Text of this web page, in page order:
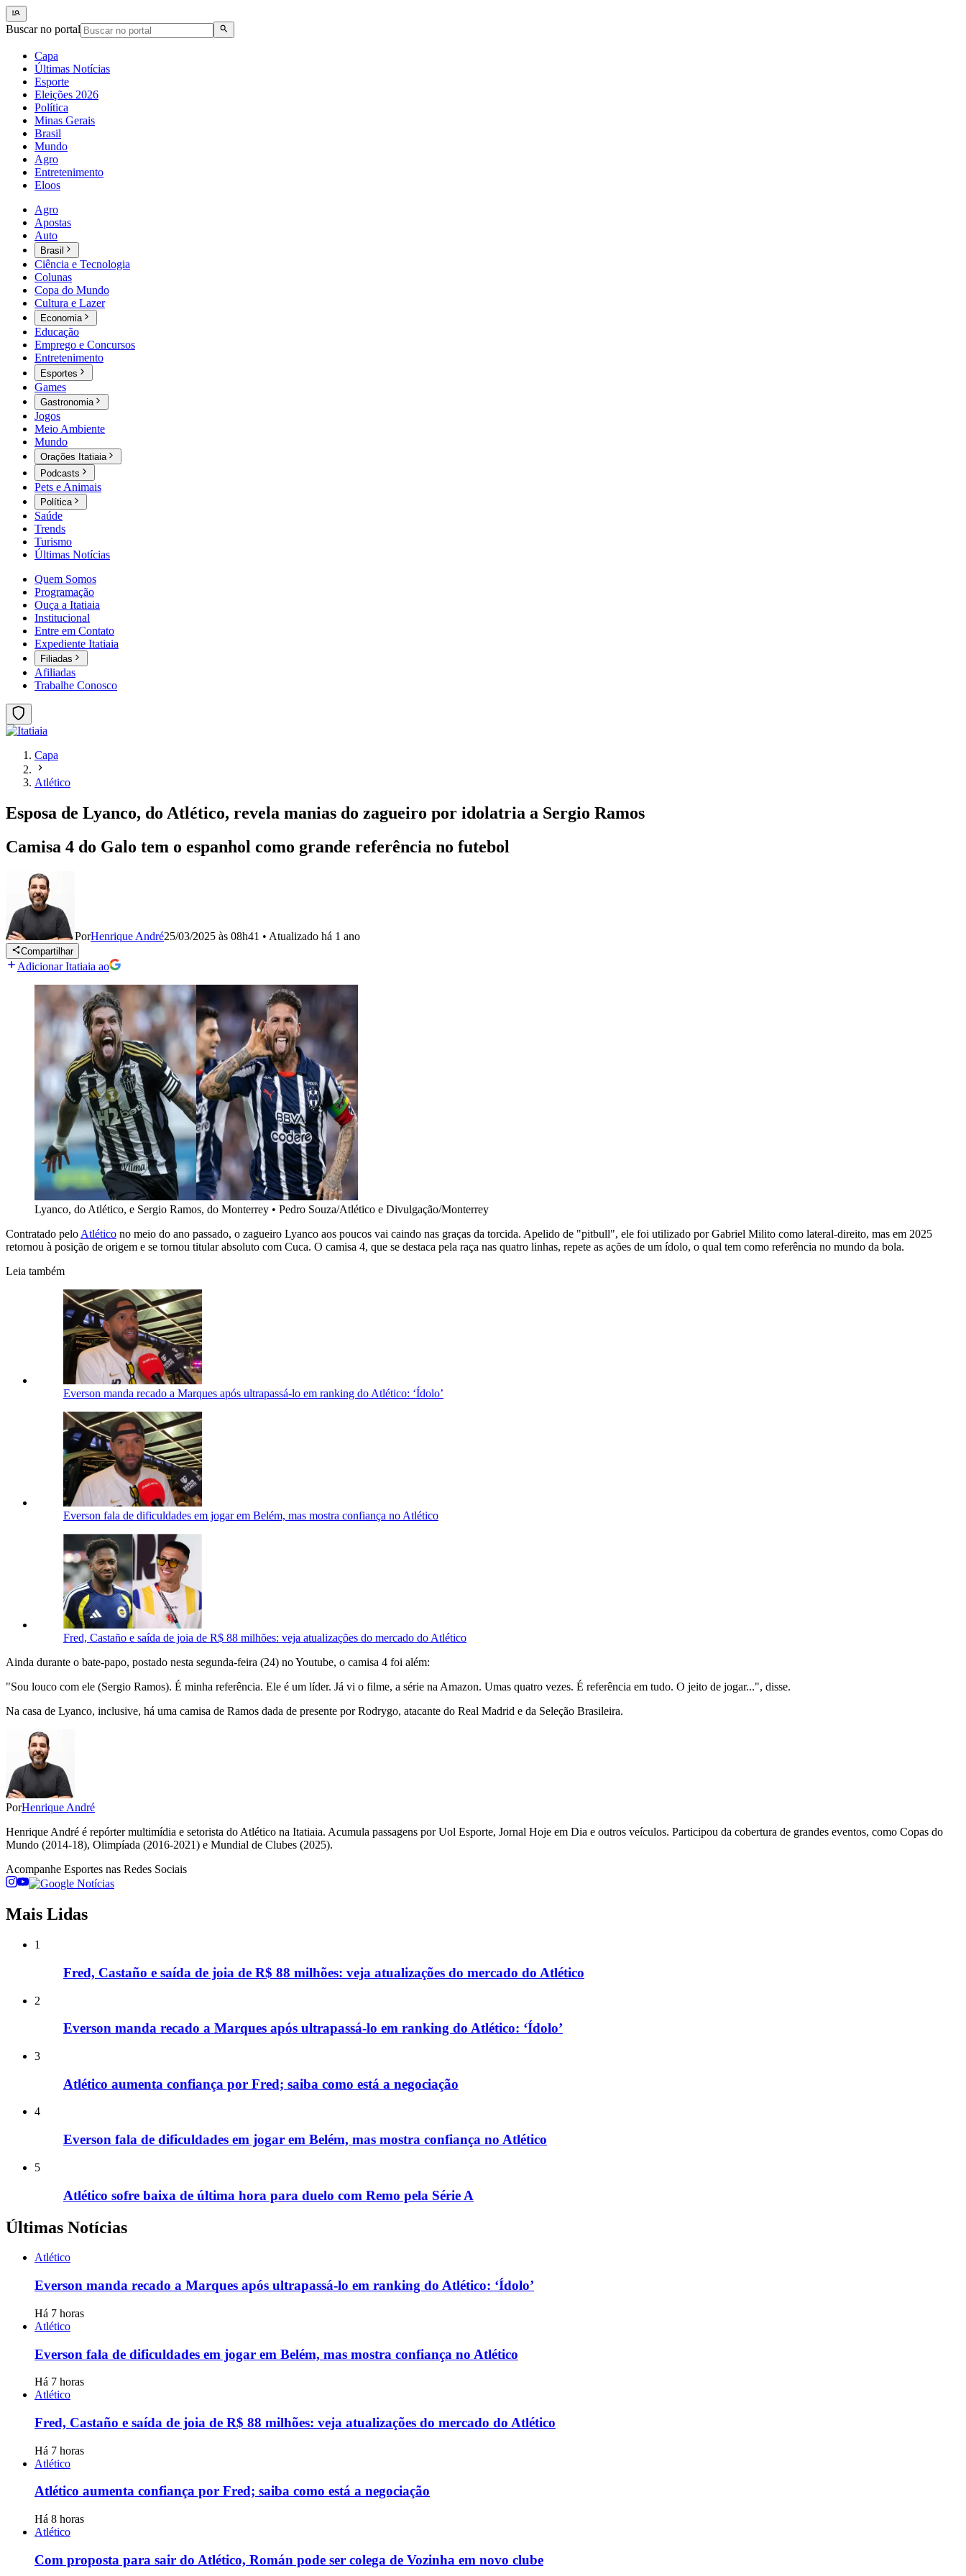
Buscar no portal
Capa
Últimas Notícias
Esporte
Eleições 2026
Política
Minas Gerais
Brasil
Mundo
Agro
Entretenimento
Eloos
Agro
Apostas
Auto
Brasil
Ciência e Tecnologia
Colunas
Copa do Mundo
Cultura e Lazer
Economia
Educação
Emprego e Concursos
Entretenimento
Esportes
Games
Gastronomia
Jogos
Meio Ambiente
Mundo
Orações Itatiaia
Podcasts
Pets e Animais
Política
Saúde
Trends
Turismo
Últimas Notícias
Quem Somos
Programação
Ouça a Itatiaia
Institucional
Entre em Contato
Expediente Itatiaia
Filiadas
Afiliadas
Trabalhe Conosco
Capa
Atlético
Esposa de Lyanco, do Atlético, revela manias do zagueiro por idolatria a Sergio Ramos
Camisa 4 do Galo tem o espanhol como grande referência no futebol
PorHenrique André25/03/2025 às 08h41 • Atualizado há 1 ano
Compartilhar
Adicionar Itatiaia ao
Lyanco, do Atlético, e Sergio Ramos, do Monterrey • Pedro Souza/Atlético e Divulgação/Monterrey
Contratado pelo Atlético no meio do ano passado, o zagueiro Lyanco aos poucos vai caindo nas graças da torcida. Apelido de "pitbull", ele foi utilizado por Gabriel Milito como lateral-direito, mas em 2025
retornou à posição de origem e se tornou titular absoluto com Cuca. O camisa 4, que se destaca pela raça nas quatro linhas, repete as ações de um ídolo, o qual tem como referência no mundo da bola.
Leia também
Everson manda recado a Marques após ultrapassá-lo em ranking do Atlético: ‘Ídolo’
Everson fala de dificuldades em jogar em Belém, mas mostra confiança no Atlético
Fred, Castaño e saída de joia de R$ 88 milhões: veja atualizações do mercado do Atlético
Ainda durante o bate-papo, postado nesta segunda-feira (24) no Youtube, o camisa 4 foi além:
"Sou louco com ele (Sergio Ramos). É minha referência. Ele é um líder. Já vi o filme, a série na Amazon. Umas quatro vezes. É referência em tudo. O jeito de jogar...", disse.
Na casa de Lyanco, inclusive, há uma camisa de Ramos dada de presente por Rodrygo, atacante do Real Madrid e da Seleção Brasileira.
PorHenrique André
Henrique André é repórter multimídia e setorista do Atlético na Itatiaia. Acumula passagens por Uol Esporte, Jornal Hoje em Dia e outros veículos. Participou da cobertura de grandes eventos, como Copas do
Mundo (2014-18), Olimpíada (2016-2021) e Mundial de Clubes (2025).
Acompanhe Esportes nas Redes Sociais
Mais Lidas
1
Fred, Castaño e saída de joia de R$ 88 milhões: veja atualizações do mercado do Atlético
2
Everson manda recado a Marques após ultrapassá-lo em ranking do Atlético: ‘Ídolo’
3
Atlético aumenta confiança por Fred; saiba como está a negociação
4
Everson fala de dificuldades em jogar em Belém, mas mostra confiança no Atlético
5
Atlético sofre baixa de última hora para duelo com Remo pela Série A
Últimas Notícias
Atlético
Everson manda recado a Marques após ultrapassá-lo em ranking do Atlético: ‘Ídolo’
Há 7 horas
Atlético
Everson fala de dificuldades em jogar em Belém, mas mostra confiança no Atlético
Há 7 horas
Atlético
Fred, Castaño e saída de joia de R$ 88 milhões: veja atualizações do mercado do Atlético
Há 7 horas
Atlético
Atlético aumenta confiança por Fred; saiba como está a negociação
Há 8 horas
Atlético
Com proposta para sair do Atlético, Román pode ser colega de Vozinha em novo clube